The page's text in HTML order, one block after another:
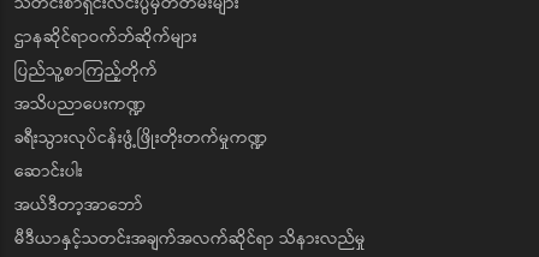
ဌာနဆိုင်ရာဝက်ဘ်ဆိုက်များ
ပြည်သူ့စာကြည့်တိုက်
အသိပညာပေးကဏ္ဍ
ခရီးသွားလုပ်ငန်းဖွံ့ဖြိုးတိုးတက်မှုကဏ္ဍ
ဆောင်းပါး
အယ်ဒီတာ့အာဘော်
မီဒီယာနှင့်သတင်းအချက်အလက်ဆိုင်ရာ သိနားလည်မှု